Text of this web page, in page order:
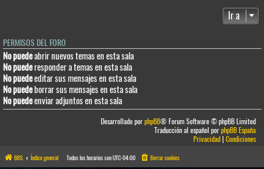
Ir a
PERMISOS DEL FORO
No puedeabrir nuevos temas en esta sala
No puederesponder a temas en esta sala
No puedeeditar sus mensajes en esta sala
No puedeborrar sus mensajes en esta sala
No puedeenviar adjuntos en esta sala
Desarrollado porphpBB® Forum Software © phpBB Limited
Traducción al español porphpBB España
Privacidad|Condiciones
BBS Índice general Todos los horarios sonUTC-04:00 Borrar cookies